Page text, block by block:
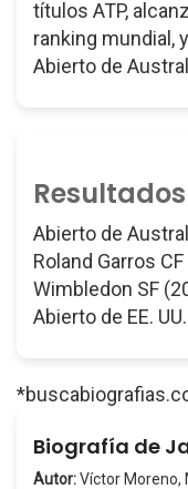
títulos ATP,
ranking mundial,
Abierto de
Abierto de
Roland Garros
Wimbledon SF
Abierto de EE.
Biografía de
Autor:Víctor Moreno,